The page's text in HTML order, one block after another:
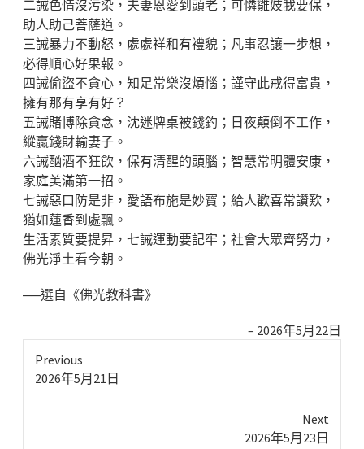
二誡色情沒污染，夫妻恩愛到頭老；可憐雛妓我要保，
助人助己菩薩道。
三誡暴力不動怒，處處祥和有禮貌；凡事忍讓一步想，
必得順心好果報。
四誡偷盜不貪心，知足常樂沒煩惱；謹守此戒得富貴，
擁有那有享有好？
五誡賭博除貪念，沈迷牌桌被錢釣；日夜顛倒不工作，
縱贏錢財輸妻子。
六誡酗酒不狂飲，保有清醒的頭腦；智慧常明體安康，
家庭美滿第一招。
七誡惡口防是非，愛語布施是妙寶；給人歡喜常讚歎，
猶如蓮香到處飄。
生活素質要提昇，七誡運動要記牢；社會大眾齊努力，
佛光淨土看今朝。
──選自《佛光教科書》
2026年5月22日
Previous
Previous
2026年5月21日
Next
2026年5月23日